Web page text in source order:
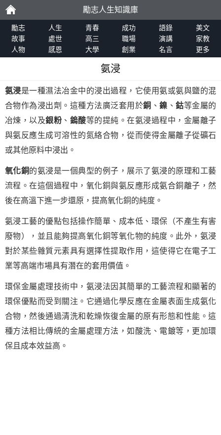
勵
志
勵志人生知識庫
勵志 人生 青春 成功 語錄
美文
故事
處世 高三 職場 演講
家教
人物
感恩 大學 創業 名言 更多
氨浸
氨浸是一種濕法冶金中的浸出過程，它使用氨或氨與鹽的混
合物作為浸出劑。這種方法廣泛套用於銅 、鎳 、鈷等金屬的
冶煉，以及銀粉、 鎢酸等的提純。在氨浸過程中，金屬離子
與氨反應生成可溶性的氮絡合物，從而使得金屬離子從礦石
或其他原料中浸出。
氧化銅的氨浸是一個典型的例子，展示了氨浸的原理和工藝
流程。在這個過程中，氧化銅與氨反應形成氨合銅離子，然
後在高溫下進一步還原，提高氧化銅的純度。
氨浸工藝的優點包括操作簡單、成本低、環保（不產生有害
廢物），並且能夠提高氧化銅等氧化物的純度。此外，氨浸
對於某些雜質元素具有選擇性提取作用，這使得它在電子工
業等高端市場具有潛在的套用價值。
環保金屬處理技術中，氨浸法因其簡單的工藝流程和顯著的
環保優點而受到關注。它通過化學反應在金屬表面生成氨化
合物，然後通過清洗和乾燥恢復金屬的原有形態和性能。這
種方法相比傳統的金屬處理方法，如酸洗、電鍍等，更加環
保且成本效益高。